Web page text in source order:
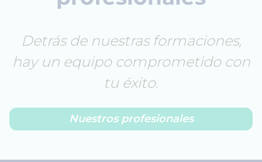
Detrás de nuestras formaciones,
hay un equipo comprometido con
tu éxito.
Nuestros profesionales